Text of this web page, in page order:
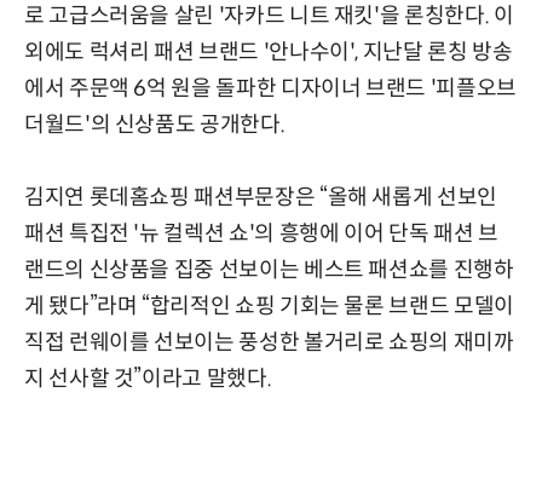
로 고급스러움을 살린 '자카드 니트 재킷'을 론칭한다. 이
외에도 럭셔리 패션 브랜드 '안나수이', 지난달 론칭 방송
에서 주문액 6억 원을 돌파한 디자이너 브랜드 '피플오브
더월드'의 신상품도 공개한다.
김지연 롯데홈쇼핑 패션부문장은 “올해 새롭게 선보인
패션 특집전 '뉴 컬렉션 쇼'의 흥행에 이어 단독 패션 브
랜드의 신상품을 집중 선보이는 베스트 패션쇼를 진행하
게 됐다”라며 “합리적인 쇼핑 기회는 물론 브랜드 모델이
직접 런웨이를 선보이는 풍성한 볼거리로 쇼핑의 재미까
지 선사할 것”이라고 말했다.